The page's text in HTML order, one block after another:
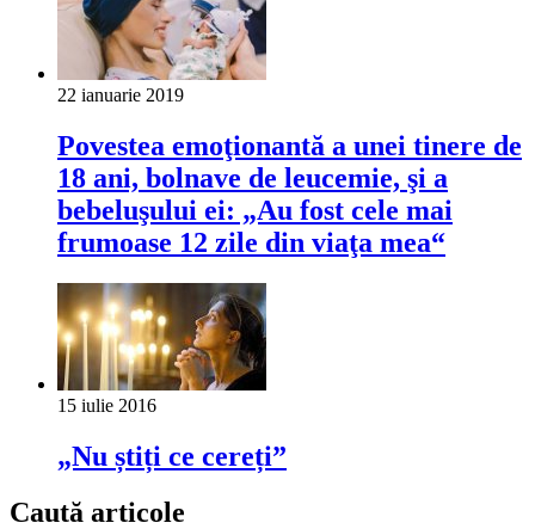
22 ianuarie 2019
Povestea emoţionantă a unei tinere de
18 ani, bolnave de leucemie, şi a
bebeluşului ei: „Au fost cele mai
frumoase 12 zile din viaţa mea“
15 iulie 2016
„Nu știți ce cereți”
Caută articole